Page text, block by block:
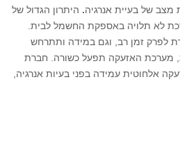
מצב של בעיית אנרגיה. היתרון הגדול של
לא תלויה באספקת החשמל לבית.
לפרק זמן רב, וגם במידה ותתרחש
מערכת האזעקה תפעל כשורה. חברת
אלחוטית עמידה בפני בעיות אנרגיה,